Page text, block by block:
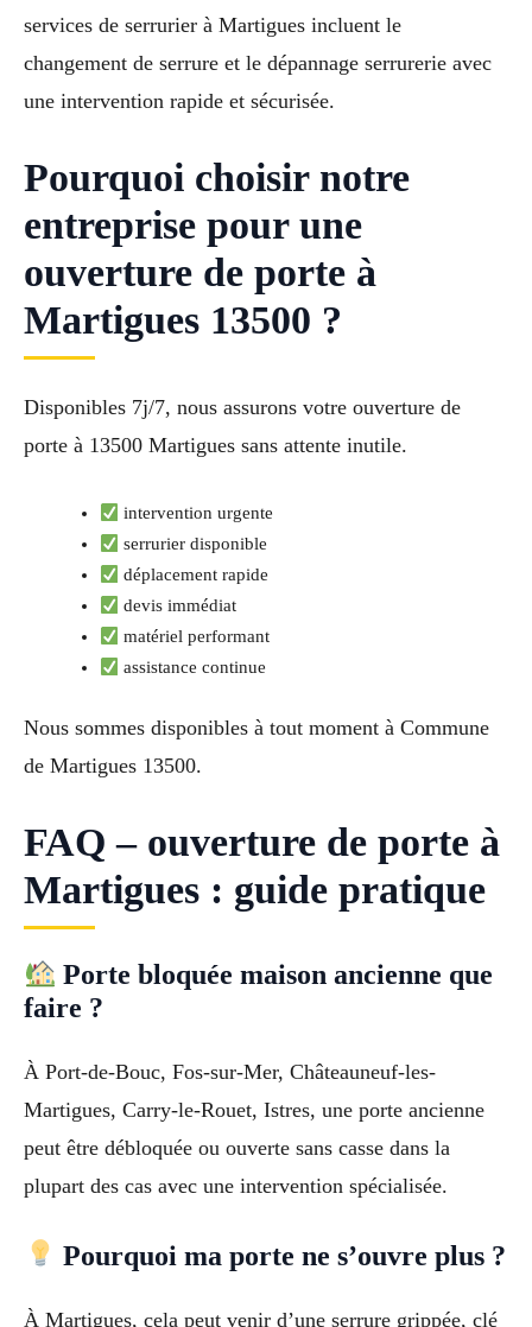
services de serrurier à Martigues incluent le
changement de serrure et le dépannage serrurerie avec
une intervention rapide et sécurisée.
Pourquoi choisir notre
entreprise pour une
ouverture de porte à
Martigues 13500 ?
Disponibles 7j/7, nous assurons votre ouverture de
porte à 13500 Martigues sans attente inutile.
intervention urgente
serrurier disponible
déplacement rapide
devis immédiat
matériel performant
assistance continue
Nous sommes disponibles à tout moment à Commune
de Martigues 13500.
FAQ – ouverture de porte à
Martigues : guide pratique
Porte bloquée maison ancienne que
faire ?
À Port-de-Bouc, Fos-sur-Mer, Châteauneuf-les-
Martigues, Carry-le-Rouet, Istres, une porte ancienne
peut être débloquée ou ouverte sans casse dans la
plupart des cas avec une intervention spécialisée.
Pourquoi ma porte ne s’ouvre plus ?
À Martigues, cela peut venir d’une serrure grippée, clé